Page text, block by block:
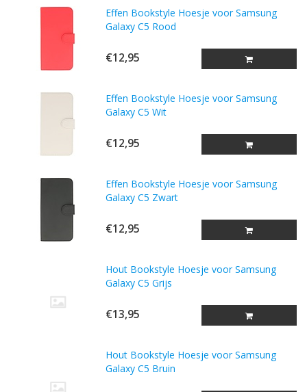
Effen Bookstyle Hoesje voor Samsung
Galaxy C5 Rood
€12,95
Effen Bookstyle Hoesje voor Samsung
Galaxy C5 Wit
€12,95
Effen Bookstyle Hoesje voor Samsung
Galaxy C5 Zwart
€12,95
Hout Bookstyle Hoesje voor Samsung
Galaxy C5 Grijs
€13,95
Hout Bookstyle Hoesje voor Samsung
Galaxy C5 Bruin